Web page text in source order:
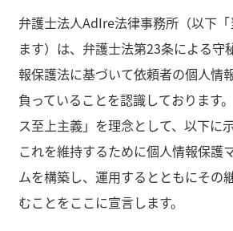
弁護士法人AdIre法律事務所（以下
ます）は、弁護士法第23条による守
報保護法に基づいて依頼者の個人情
負っていることを認識しております
ス至上主義」を理念として、以下に
これを維持するために個人情報保護
ムを構築し、運用するとともにその
むことをここに宣言します。